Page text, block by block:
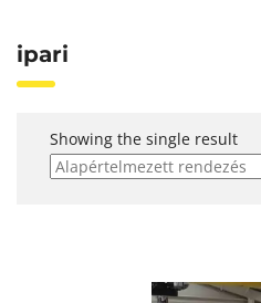
ipari
Showing the single result